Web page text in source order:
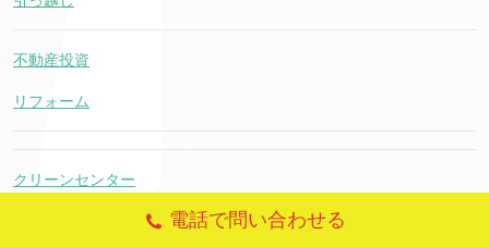
不動産投資
リフォーム
クリーンセンター
電話で問い合わせる